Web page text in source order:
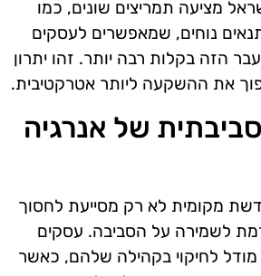
מציעה תמריצים שונים, כמו
נוחים, שמאפשרים לעסקים
הזה בקלות רבה יותר. זהו יתרון
את ההשקעה ליותר אטרקטיבית.
של אנרגיה
מקומית לא רק מסייעת לחסוך
לשמירה על הסביבה. עסקים
מודל לחיקוי בקהילה שלהם, כאשר